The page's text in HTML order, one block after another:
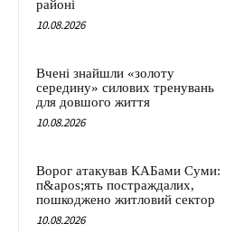
районі
10.08.2026
Вчені знайшли «золоту
середину» силових тренувань
для довшого життя
10.08.2026
Ворог атакував КАБами Суми:
п&apos;ять постраждалих,
пошкоджено житловий сектор
10.08.2026